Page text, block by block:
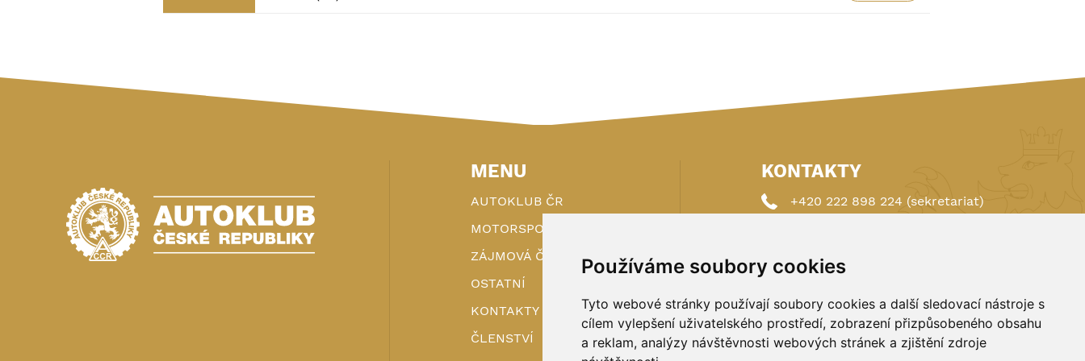
Používáme soubory cookies
Tyto webové stránky používají soubory cookies a další sledovací nástroje s
cílem vylepšení uživatelského prostředí, zobrazení přizpůsobeného obsahu
a reklam, analýzy návštěvnosti webových stránek a zjištění zdroje
MENU
AUTOKLUB ČR
MOTORSPORT
ZÁJMOVÁ ČINNOST
OSTATNÍ
KONTAKTY
ČLENSTVÍ
KONTAKTY
+420 222 898 224 (sekretariat)
autoklub@autoklub.cz
Opletalova 1337/29, 110 00 Praha 1